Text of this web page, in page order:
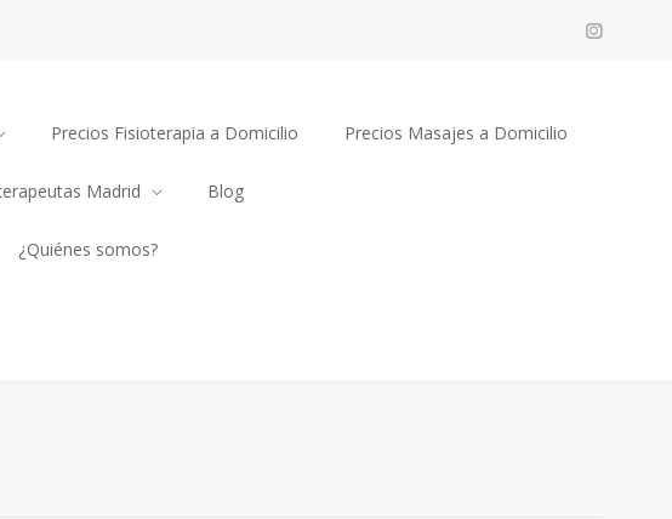
Precios Fisioterapia a Domicilio Precios Masajes a Domicilio
Madrid Blog
¿Quiénes somos?